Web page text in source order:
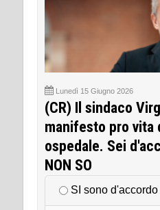
Lunedì 15 Giugno 2026
(CR) Il sindaco
manifesto pro vita
ospedale. Sei
NON SO
SI sono d'accordo